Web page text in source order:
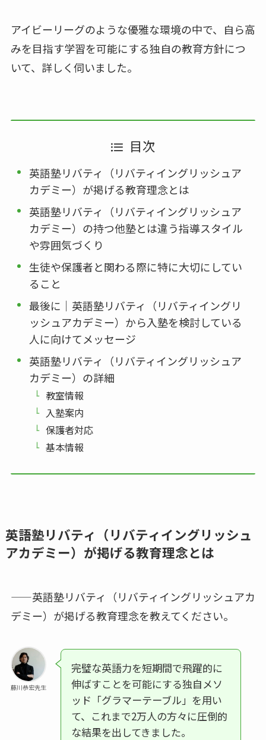
アイビーリーグのような優雅な環境の中で、自ら高
みを目指す学習を可能にする独自の教育方針につ
いて、詳しく伺いました。
目次
英語塾リバティ（リバティイングリッシュア
カデミー）が掲げる教育理念とは
英語塾リバティ（リバティイングリッシュア
カデミー）の持つ他塾とは違う指導スタイル
や雰囲気づくり
生徒や保護者と関わる際に特に大切にしてい
ること
最後に｜英語塾リバティ（リバティイングリ
ッシュアカデミー）から入塾を検討している
人に向けてメッセージ
英語塾リバティ（リバティイングリッシュア
カデミー）の詳細
教室情報
入塾案内
保護者対応
基本情報
英語塾リバティ（リバティイングリッシュ
アカデミー）が掲げる教育理念とは
——英語塾リバティ（リバティイングリッシュアカ
デミー）が掲げる教育理念を教えてください。
藤川恭宏先生
完璧な英語力を短期間で飛躍的に
伸ばすことを可能にする独自メソ
ッド「グラマーテーブル」を用い
て、これまで2万人の方々に圧倒的
な結果を出してきました。